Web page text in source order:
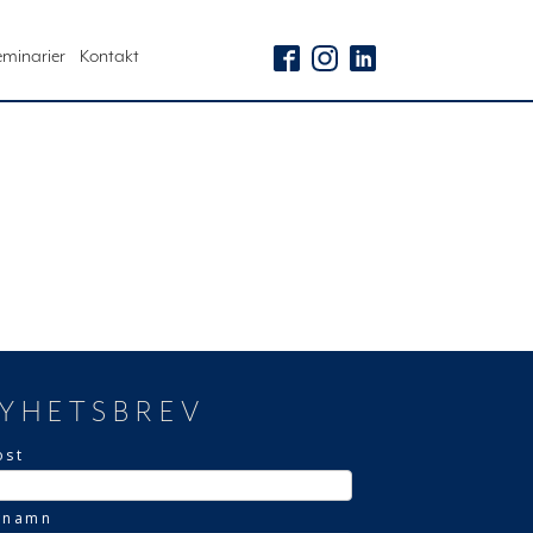
Kontakt